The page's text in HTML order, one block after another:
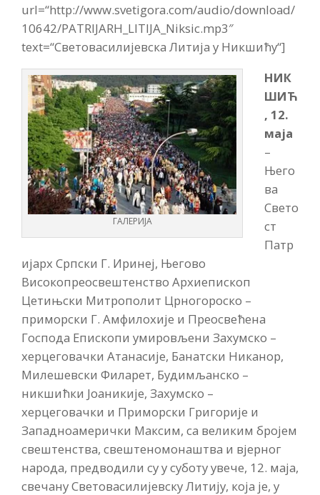
url=“http://www.svetigora.com/audio/download/
10642/PATRIJARH_LITIJA_Niksic.mp3″
text=“Световасилијевска Литија у Никшићу“]
ГАЛЕРИЈА
НИК
ШИЋ
, 12.
маја
–
Њего
ва
Свето
ст
Патр
ијарх Српски Г. Иринеј, Његово
Високопреосвештенство Архиепископ
Цетињски Митрополит Црногороско –
приморски Г. Амфилохије и Преосвећена
Господа Епископи умировљени Захумско –
херцеговачки Атанасије, Банатски Никанор,
Милешевски Филарет, Будимљанско –
никшићки Јоаникије, Захумско –
херцеговачки и Приморски Григорије и
Западноамерички Максим, са великим бројем
свештенства, свештеномонаштва и вјерног
народа, предводили су у суботу увече, 12. маја,
свечану Световасилијевску Литију, која је, у